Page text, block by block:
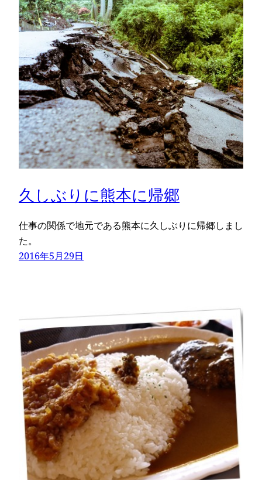
久しぶりに熊本に帰郷
仕事の関係で地元である熊本に久しぶりに帰郷しまし
た。
2016年5月29日